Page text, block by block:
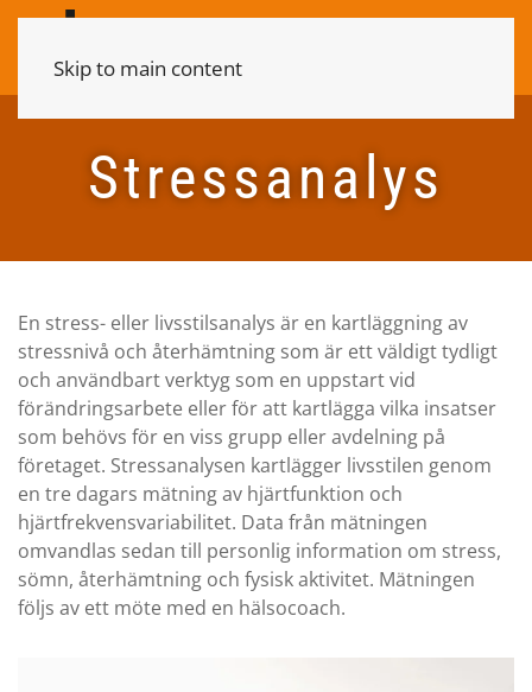
Skip to main content
Stressanalys
En stress- eller livsstilsanalys är en kartläggning av
stressnivå och återhämtning som är ett väldigt tydligt
och användbart verktyg som en uppstart vid
förändringsarbete eller för att kartlägga vilka insatser
som behövs för en viss grupp eller avdelning på
företaget. Stressanalysen kartlägger livsstilen genom
en tre dagars mätning av hjärtfunktion och
hjärtfrekvensvariabilitet. Data från mätningen
omvandlas sedan till personlig information om stress,
sömn, återhämtning och fysisk aktivitet. Mätningen
följs av ett möte med en hälsocoach.